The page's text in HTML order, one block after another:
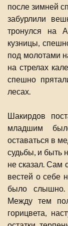
после зимней
забурлили
тронулся на
кузницы,
под молотами
на стрелах
спешно
лесах.
Шакирдов
младшим
оставаться в
судьбы, и быть
не сказал. Сам
вестей о себе
было слышно.
Между тем
горицвета,